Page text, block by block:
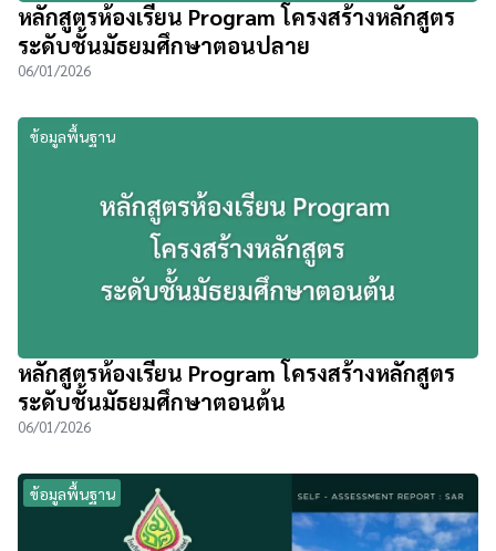
หลักสูตรห้องเรียน Program โครงสร้างหลักสูตร
ระดับชั้นมัธยมศึกษาตอนปลาย
06/01/2026
ข้อมูลพื้นฐาน
หลักสูตรห้องเรียน Program โครงสร้างหลักสูตร
ระดับชั้นมัธยมศึกษาตอนต้น
06/01/2026
ข้อมูลพื้นฐาน